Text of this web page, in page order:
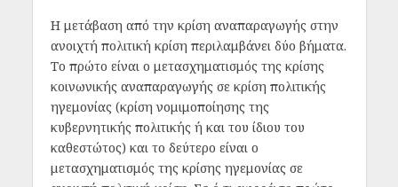
Η μετάβαση από την κρίση αναπαραγωγής στην
ανοιχτή πολιτική κρίση περιλαμβάνει δύο βήματα.
Το πρώτο είναι ο μετασχηματισμός της κρίσης
κοινωνικής αναπαραγωγής σε κρίση πολιτικής
ηγεμονίας (κρίση νομιμοποίησης της
κυβερνητικής πολιτικής ή και του ίδιου του
καθεστώτος) και το δεύτερο είναι ο
μετασχηματισμός της κρίσης ηγεμονίας σε